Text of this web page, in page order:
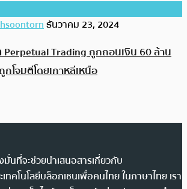
ธันวาคม 23, 2024
Trading ถูกถอนเงิน 60 ล้าน
โจมตีโดยเกาหลีเหนือ
นที่จะช่วยนำเสนอสารเกี่ยวกับ
ทคโนโลยีบล็อกเชนเพื่อคนไทย ในภาษาไทย เรา